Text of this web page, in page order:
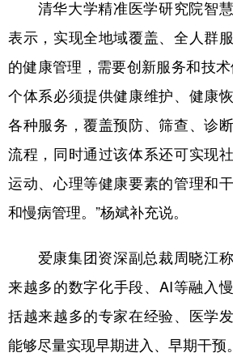
清华大学精准医学研究院智慧
表示，实现全地域覆盖、全人群
的健康管理，需要创新服务和技
个体系必须提供健康维护、健康
各种服务，覆盖预防、筛查、诊
流程，同时通过该体系还可实现
运动、心理等健康要素的管理和
和慢病管理。”杨斌补充说。
爱康集团资深副总裁周晓江称
来越多的数字化手段、AI等融入
括越来越多的专家在经验、医学
能够尽量实现早期进入、早期干预。